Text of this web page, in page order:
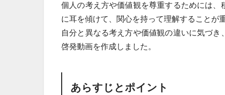
個人の考え方や価値観を尊重するためには
に耳を傾けて、関心を持って理解することが
自分と異なる考え方や価値観の違いに気づ
啓発動画を作成しました。
あらすじとポイント